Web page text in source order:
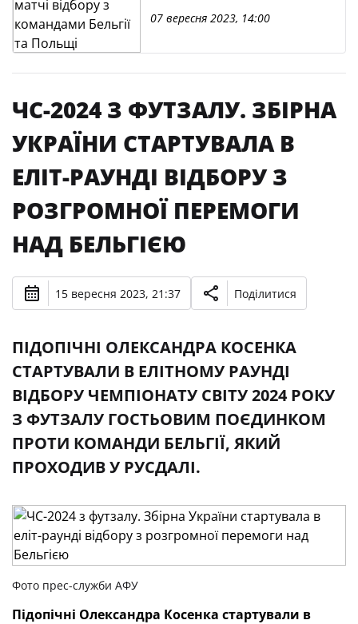
07 вересня 2023, 14:00
ЧС-2024 З ФУТЗАЛУ. ЗБІРНА
УКРАЇНИ СТАРТУВАЛА В
ЕЛІТ-РАУНДІ ВІДБОРУ З
РОЗГРОМНОЇ ПЕРЕМОГИ
НАД БЕЛЬГІЄЮ
15 вересня 2023, 21:37 Поділитися
ПІДОПІЧНІ ОЛЕКСАНДРА КОСЕНКА
СТАРТУВАЛИ В ЕЛІТНОМУ РАУНДІ
ВІДБОРУ ЧЕМПІОНАТУ СВІТУ 2024 РОКУ
З ФУТЗАЛУ ГОСТЬОВИМ ПОЄДИНКОМ
ПРОТИ КОМАНДИ БЕЛЬГІЇ, ЯКИЙ
ПРОХОДИВ У РУСДАЛІ.
Фото прес-служби АФУ
Підопічні Олександра Косенка стартували в